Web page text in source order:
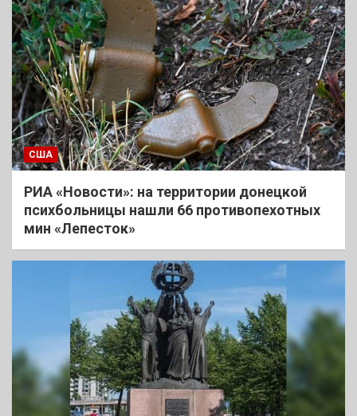
США
РИА «Новости»: на территории донецкой
психбольницы нашли 66 противопехотных
мин «Лепесток»